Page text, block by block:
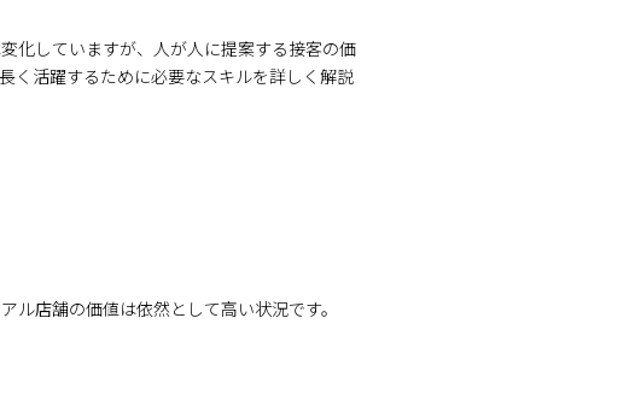
化していますが、人が人に提案する接客の価
く活躍するために必要なスキルを詳しく解説
店舗の価値は依然として高い状況です。